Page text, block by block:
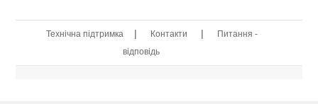
Технічна підтримка | Контакти |
Питання -
відповідь